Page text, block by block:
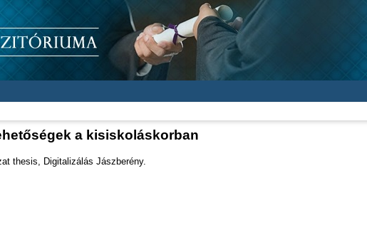
a kisiskoláskorban
thesis, Digitalizálás Jászberény.